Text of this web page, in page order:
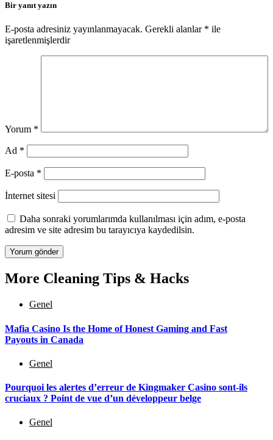
Bir yanıt yazın
E-posta adresiniz yayınlanmayacak. Gerekli alanlar * ile
işaretlenmişlerdir
Yorum *
Ad *
E-posta *
İnternet sitesi
Daha sonraki yorumlarımda kullanılması için adım, e-posta
adresim ve site adresim bu tarayıcıya kaydedilsin.
More Cleaning Tips & Hacks
Genel
Mafia Casino Is the Home of Honest Gaming and Fast
Payouts in Canada
Genel
Pourquoi les alertes d’erreur de Kingmaker Casino sont-ils
cruciaux ? Point de vue d’un développeur belge
Genel